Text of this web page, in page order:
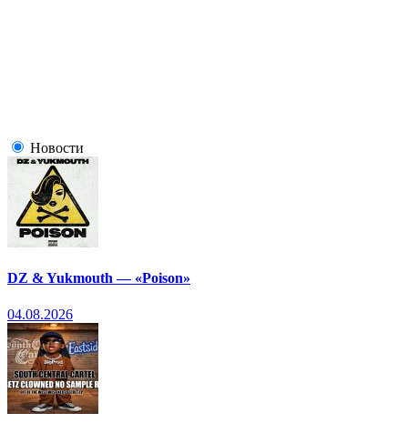
Новости
DZ & Yukmouth — «Poison»
04.08.2026